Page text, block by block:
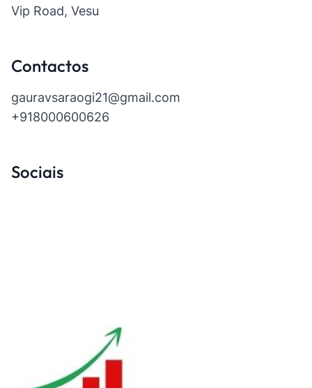
Vip Road, Vesu
Contactos
gauravsaraogi21@gmail.com
+918000600626
Sociais